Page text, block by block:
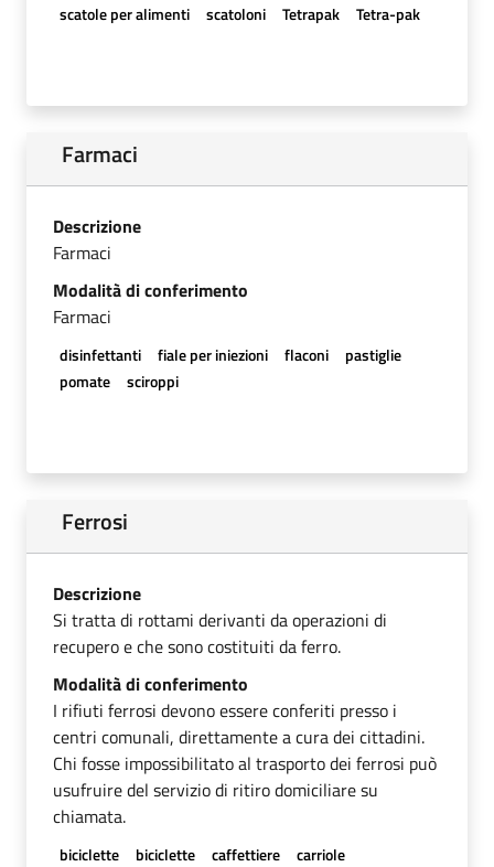
scatole per alimenti
scatoloni Tetrapak Tetra-pak
Farmaci
Descrizione
Farmaci
Modalità di conferimento
Farmaci
disinfettanti fiale per iniezioni flaconi
pastiglie
pomate
sciroppi
Ferrosi
Descrizione
Si tratta di rottami derivanti da operazioni di
recupero e che sono costituiti da ferro.
Modalità di conferimento
I rifiuti ferrosi devono essere conferiti presso i
centri comunali, direttamente a cura dei cittadini.
Chi fosse impossibilitato al trasporto dei ferrosi può
usufruire del servizio di ritiro domiciliare su
chiamata.
biciclette biciclette caffettiere
carriole